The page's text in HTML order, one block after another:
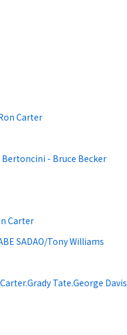
Carter
Bertoncini - Bruce Becker
Carter
SADAO/Tony Williams
Tate.George Davis